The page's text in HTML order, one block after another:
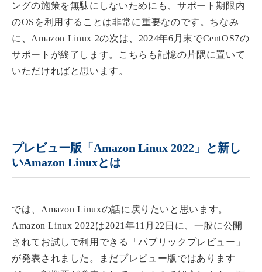
ングの施策を無駄にしないためにも、サポート期限内
のOSを利用することは非常に重要なのです。ちなみ
に、Amazon Linux 2の次は、2024年6月末でCentOS7の
サポートが終了します。こちらも記憶の片隅に置いて
いただければと思います。
プレビュー版「Amazon Linux 2022」と新し
いAmazon Linuxとは
では、Amazon Linuxの話に戻りたいと思います。
Amazon Linux 2022は2021年11月22日に、一般に公開
されてお試しで利用できる「パブリックプレビュー」
が発表されました。まだプレビュー版ではあります